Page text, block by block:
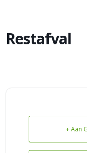
Restafval
+ Aan